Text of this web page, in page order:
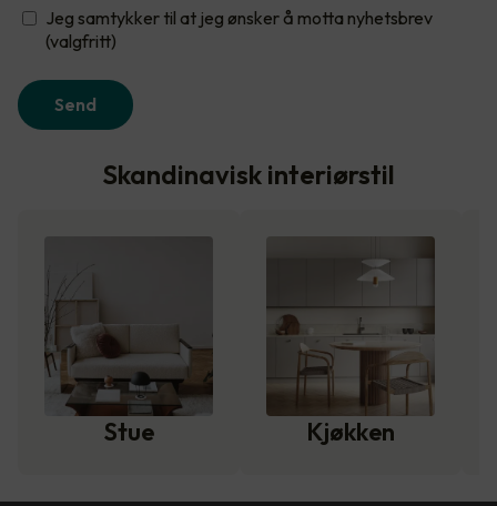
Jeg samtykker til at jeg ønsker å motta nyhetsbrev
(valgfritt)
Send
Skandinavisk interiørstil
Stue Kjøkken